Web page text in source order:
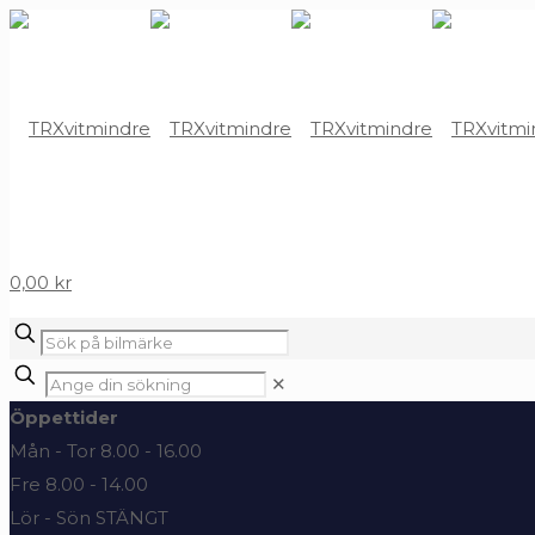
0,00 kr
✕
Öppettider
Mån - Tor 8.00 - 16.00
Fre 8.00 - 14.00
Lör - Sön STÄNGT